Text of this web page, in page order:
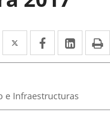
Twitter
Enlace
a
aplicación
externa.
Facebook
Enlace
a
externa.
Enlace
a
e Infraestructuras